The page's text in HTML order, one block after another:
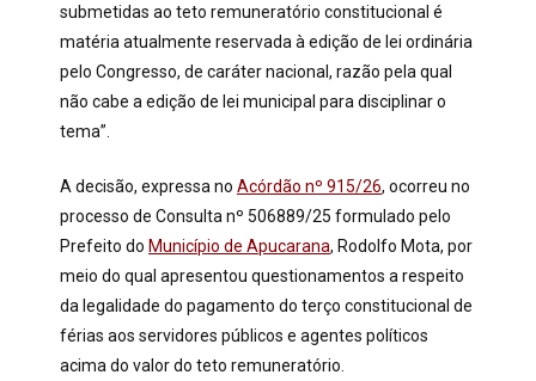
submetidas ao teto remuneratório constitucional é
matéria atualmente reservada à edição de lei ordinária
pelo Congresso, de caráter nacional, razão pela qual
não cabe a edição de lei municipal para disciplinar o
tema”.
A decisão, expressa no Acórdão nº 915/26, ocorreu no
processo de Consulta nº 506889/25 formulado pelo
Prefeito do Município de Apucarana, Rodolfo Mota, por
meio do qual apresentou questionamentos a respeito
da legalidade do pagamento do terço constitucional de
férias aos servidores públicos e agentes políticos
acima do valor do teto remuneratório.